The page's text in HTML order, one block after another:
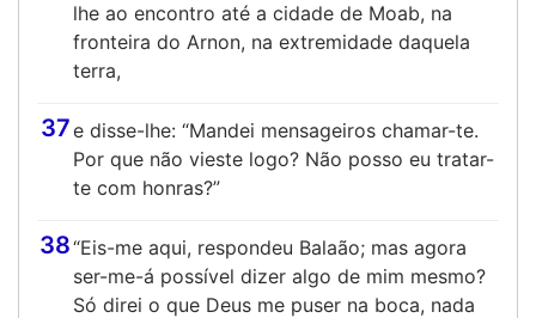
lhe ao encontro até a cidade de Moab, na
fronteira do Arnon, na extremidade daquela
terra,
37e disse-lhe: “Mandei mensageiros chamar-te.
Por que não vieste logo? Não posso eu tratar-
te com honras?”
38“Eis-me aqui, respondeu Balaão; mas agora
ser-me-á possível dizer algo de mim mesmo?
Só direi o que Deus me puser na boca, nada